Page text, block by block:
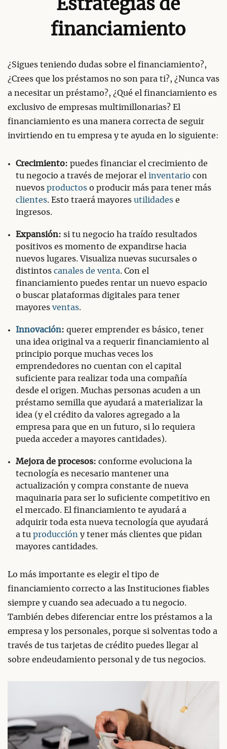
Estrategias de
financiamiento
¿Sigues teniendo dudas sobre el financiamiento?,
¿Crees que los préstamos no son para ti?, ¿Nunca vas
a necesitar un préstamo?, ¿Qué el financiamiento es
exclusivo de empresas multimillonarias? El
financiamiento es una manera correcta de seguir
invirtiendo en tu empresa y te ayuda en lo siguiente:
Crecimiento: puedes financiar el crecimiento de
tu negocio a través de mejorar el inventario con
nuevos productos o producir más para tener más
clientes. Esto traerá mayores utilidades e
ingresos.
Expansión: si tu negocio ha traído resultados
positivos es momento de expandirse hacia
nuevos lugares. Visualiza nuevas sucursales o
distintos canales de venta. Con el
financiamiento puedes rentar un nuevo espacio
o buscar plataformas digitales para tener
mayores ventas.
Innovación: querer emprender es básico, tener
una idea original va a requerir financiamiento al
principio porque muchas veces los
emprendedores no cuentan con el capital
suficiente para realizar toda una compañía
desde el origen. Muchas personas acuden a un
préstamo semilla que ayudará a materializar la
idea (y el crédito da valores agregado a la
empresa para que en un futuro, si lo requiera
pueda acceder a mayores cantidades).
Mejora de procesos: conforme evoluciona la
tecnología es necesario mantener una
actualización y compra constante de nueva
maquinaria para ser lo suficiente competitivo en
el mercado. El financiamiento te ayudará a
adquirir toda esta nueva tecnología que ayudará
a tu producción y tener más clientes que pidan
mayores cantidades.
Lo más importante es elegir el tipo de
financiamiento correcto a las Instituciones fiables
siempre y cuando sea adecuado a tu negocio.
También debes diferenciar entre los préstamos a la
empresa y los personales, porque si solventas todo a
través de tus tarjetas de crédito puedes llegar al
sobre endeudamiento personal y de tus negocios.